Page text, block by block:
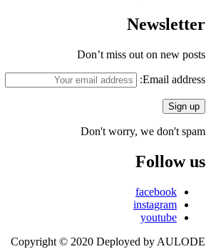
Newsletter
Don’t miss out on new posts
Email address:
Don't worry, we don't spam
Follow us
facebook
instagram
youtube
Copyright © 2020 Deployed by AULODE